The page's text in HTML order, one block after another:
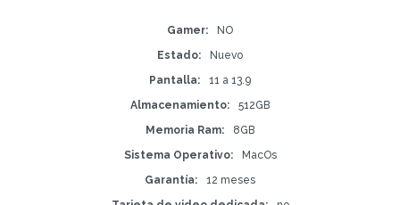
Gamer
NO
Estado
Nuevo
Pantalla
11 a 13.9
Almacenamiento
512GB
Memoria Ram
8GB
Sistema Operativo
MacOs
Garantía
12 meses